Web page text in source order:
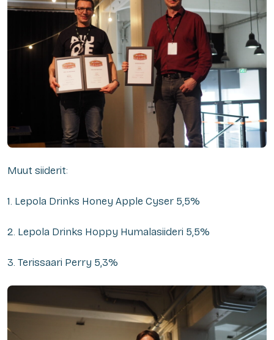
Muut siiderit:
1. Lepola Drinks Honey Apple Cyser 5,5%
2. Lepola Drinks Hoppy Humalasiideri 5,5%
3. Terissaari Perry 5,3%